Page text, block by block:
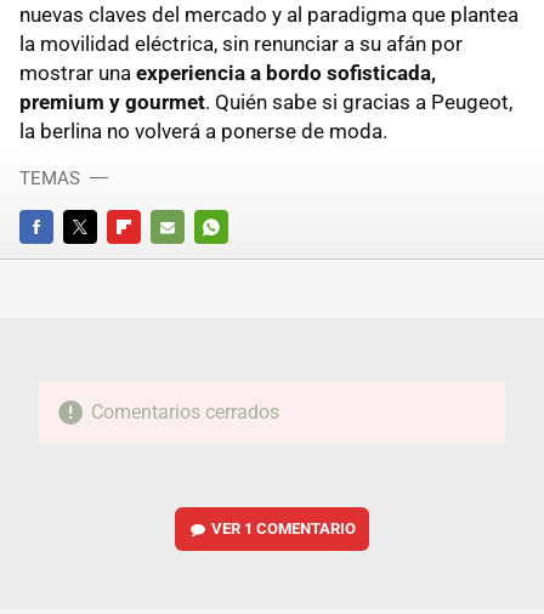
nuevas claves del mercado y al paradigma que plantea
la movilidad eléctrica, sin renunciar a su afán por
mostrar una experiencia a bordo sofisticada,
premium y gourmet. Quién sabe si gracias a Peugeot,
la berlina no volverá a ponerse de moda.
FACEBOOKTWITTERFLIPBOARD
E-
WHATSAPP
TEMAS
Comentarios cerrados
VER 1 COMENTARIO